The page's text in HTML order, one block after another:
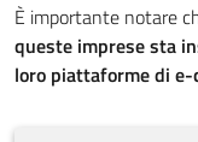
È importante notare
queste imprese sta
loro piattaforme di e-